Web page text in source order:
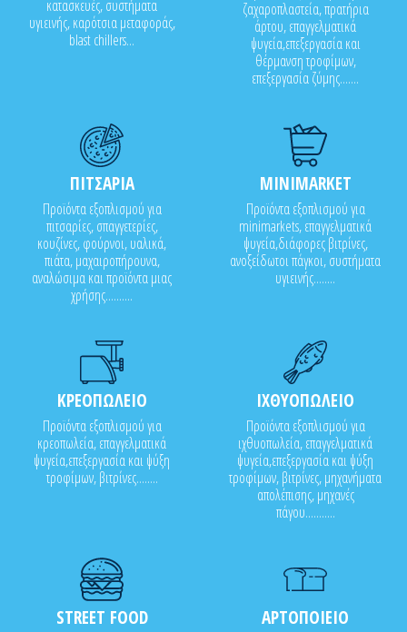
κατασκευές, συστήματα
υγιεινής, καρότσια μεταφοράς,
blast chillers...
ζαχαροπλαστεία, πρατήρια
άρτου, επαγγελματικά
ψυγεία,επεξεργασία και
θέρμανση τροφίμων,
επεξεργασία ζύμης.......
ΠΙΤΣΑΡΙΑ
Προϊόντα εξοπλισμού για
πιτσαρίες, σπαγγετερίες,
κουζίνες, φούρνοι, υαλικά,
πιάτα, μαχαιροπήρουνα,
αναλώσιμα και προϊόντα μιας
χρήσης..........
MINIMARKET
Προϊόντα εξοπλισμού για
minimarkets, επαγγελματικά
ψυγεία,διάφορες βιτρίνες,
ανοξείδωτοι πάγκοι, συστήματα
υγιεινής........
ΚΡΕΟΠΩΛΕΙΟ
Προϊόντα εξοπλισμού για
κρεοπωλεία, επαγγελματικά
ψυγεία,επεξεργασία και ψύξη
τροφίμων, βιτρίνες........
ΙΧΘΥΟΠΩΛΕΙΟ
Προϊόντα εξοπλισμού για
ιχθυοπωλεία, επαγγελματικά
ψυγεία,επεξεργασία και ψύξη
τροφίμων, βιτρίνες, μηχανήματα
απολέπισης, μηχανές
πάγου...........
STREET FOOD ΑΡΤΟΠΟΙΕΙΟ